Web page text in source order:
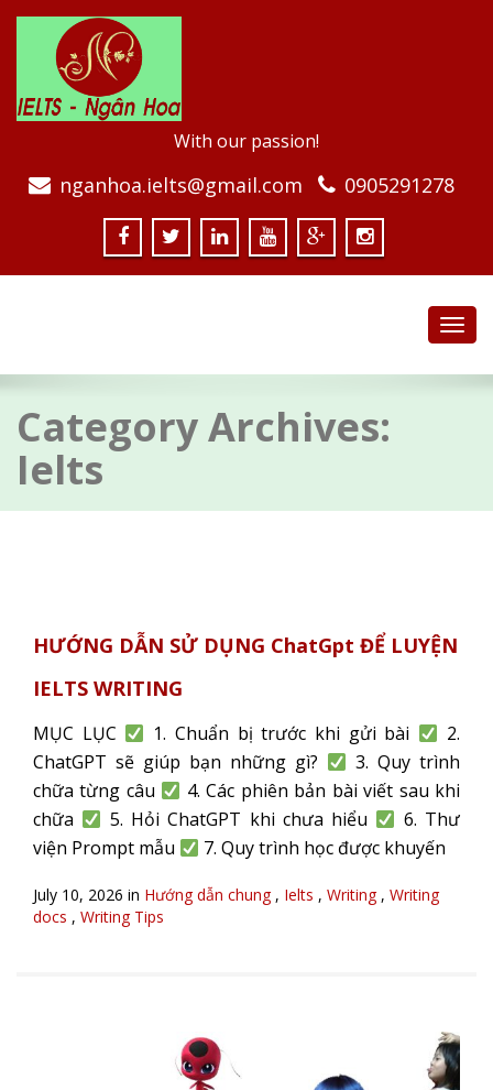
With our passion!
nganhoa.ielts@gmail.com 0905291278
Category Archives:
Ielts
HƯỚNG DẪN SỬ DỤNG ChatGpt ĐỂ LUYỆN
IELTS WRITING
MỤC LỤC 1. Chuẩn bị trước khi gửi bài
2.
ChatGPT sẽ giúp bạn những gì?
3. Quy trình
chữa từng câu
4. Các phiên bản bài viết sau khi
chữa
5. Hỏi ChatGPT khi chưa hiểu
6. Thư
viện Prompt mẫu
7. Quy trình học được khuyến
July 10, 2026 in Hướng dẫn chung, Ielts , Writing, Writing
docs , Writing Tips